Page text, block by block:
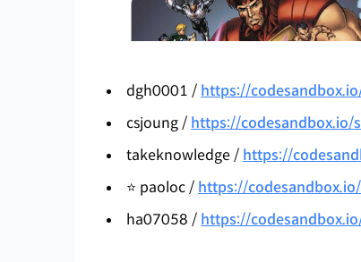
dgh0001 / https://
csjoung / https://
takeknowledge / https://
⭐️ paoloc / https://
ha07058 / https://